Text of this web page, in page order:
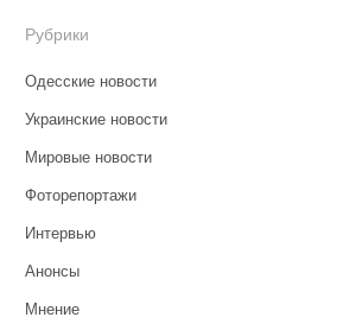
Рубрики
Одесские новости
Украинские новости
Мировые новости
Фоторепортажи
Интервью
Анонсы
Мнение